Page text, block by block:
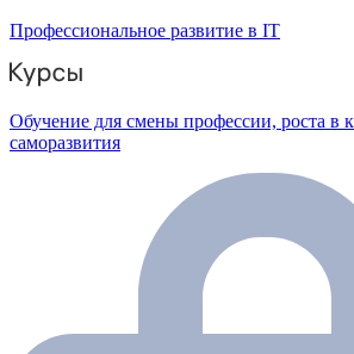
Профессиональное развитие в IT
Обучение для смены профессии, роста в
саморазвития